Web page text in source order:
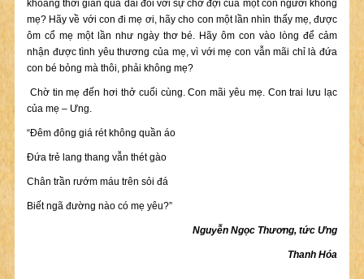
khoảng thời gian quá dài đối với sự chờ đợi của một con người không
mẹ? Hãy về với con đi mẹ ơi, hãy cho con một lần nhìn thấy mẹ, được
ôm cổ mẹ một lần như ngày thơ bé. Hãy ôm con vào lòng để cảm
nhận được tình yêu thương của mẹ, vì với mẹ con vẫn mãi chỉ là đứa
con bé bỏng mà thôi, phải không mẹ?
Chờ tin mẹ đến hơi thở cuối cùng. Con mãi yêu mẹ. Con trai lưu lạc
của mẹ – Ưng.
“Đêm đông giá rét không quần áo
Đứa trẻ lang thang vẫn thét gào
Chân trần rướm máu trên sỏi đá
Biết ngã đường nào có mẹ yêu?”
Nguyễn Ngọc Thương, tức Ưng
Thanh Hóa